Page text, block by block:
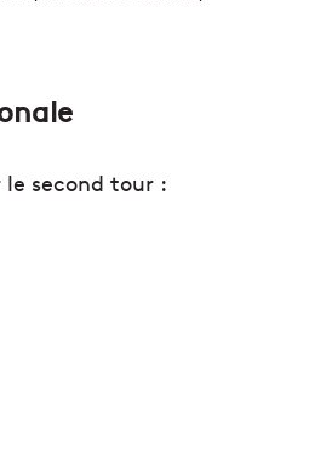
le second tour :